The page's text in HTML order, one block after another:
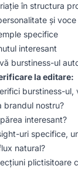
în structura
și voce
specifice
interesant
burstiness-ul
la editare:
burstiness-ul,
brandul nostru?
interesant?
uri specifice,
natural?
plictisitoare